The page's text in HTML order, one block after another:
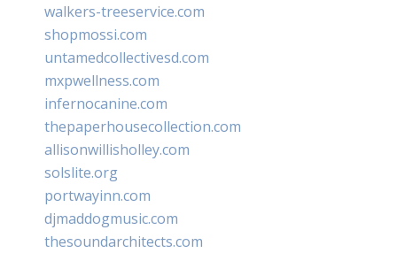
walkers-treeservice.com
shopmossi.com
untamedcollectivesd.com
mxpwellness.com
infernocanine.com
thepaperhousecollection.com
allisonwillisholley.com
solslite.org
portwayinn.com
djmaddogmusic.com
thesoundarchitects.com